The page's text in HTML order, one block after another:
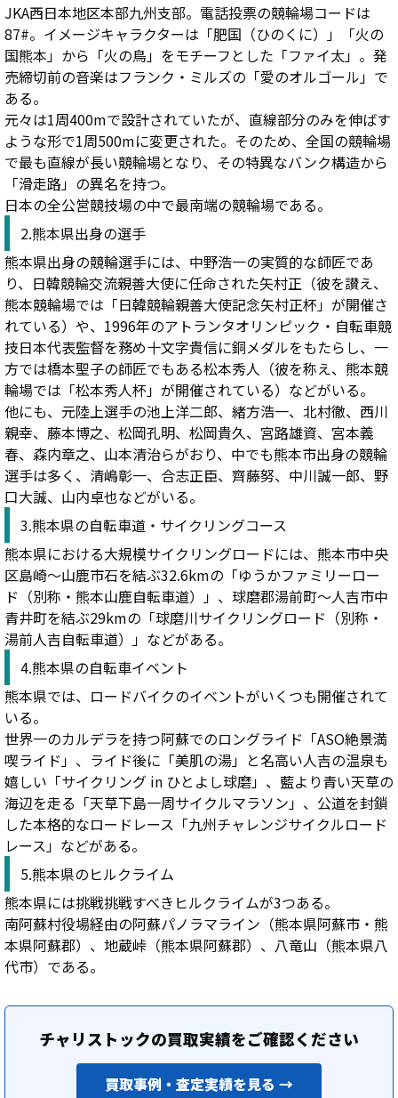
JKA西日本地区本部九州支部。電話投票の競輪場コードは
87#。イメージキャラクターは「肥国（ひのくに）」「火の
国熊本」から「火の鳥」をモチーフとした「ファイ太」。発
売締切前の音楽はフランク・ミルズの「愛のオルゴール」で
ある。
元々は1周400mで設計されていたが、直線部分のみを伸ばす
ような形で1周500mに変更された。そのため、全国の競輪場
で最も直線が長い競輪場となり、その特異なバンク構造から
「滑走路」の異名を持つ。
日本の全公営競技場の中で最南端の競輪場である。
2.熊本県出身の選手
熊本県出身の競輪選手には、中野浩一の実質的な師匠であ
り、日韓競輪交流親善大使に任命された矢村正（彼を讃え、
熊本競輪場では「日韓競輪親善大使記念矢村正杯」が開催さ
れている）や、1996年のアトランタオリンピック・自転車競
技日本代表監督を務め十文字貴信に銅メダルをもたらし、一
方では橋本聖子の師匠でもある松本秀人（彼を称え、熊本競
輪場では「松本秀人杯」が開催されている）などがいる。
他にも、元陸上選手の池上洋二郎、緒方浩一、北村徹、西川
親幸、藤本博之、松岡孔明、松岡貴久、宮路雄資、宮本義
春、森内章之、山本清治らがおり、中でも熊本市出身の競輪
選手は多く、清嶋彰一、合志正臣、齊藤努、中川誠一郎、野
口大誠、山内卓也などがいる。
3.熊本県の自転車道・サイクリングコース
熊本県における大規模サイクリングロードには、熊本市中央
区島崎～山鹿市石を結ぶ32.6kmの「ゆうかファミリーロー
ド（別称・熊本山鹿自転車道）」、球磨郡湯前町～人吉市中
青井町を結ぶ29kmの「球磨川サイクリングロード（別称・
湯前人吉自転車道）」などがある。
4.熊本県の自転車イベント
熊本県では、ロードバイクのイベントがいくつも開催されて
いる。
世界一のカルデラを持つ阿蘇でのロングライド「ASO絶景満
喫ライド」、ライド後に「美肌の湯」と名高い人吉の温泉も
嬉しい「サイクリング in ひとよし球磨」、藍より青い天草の
海辺を走る「天草下島一周サイクルマラソン」、公道を封鎖
した本格的なロードレース「九州チャレンジサイクルロード
レース」などがある。
5.熊本県のヒルクライム
熊本県には挑戦挑戦すべきヒルクライムが3つある。
南阿蘇村役場経由の阿蘇パノラマライン（熊本県阿蘇市・熊
本県阿蘇郡）、地蔵峠（熊本県阿蘇郡）、八竜山（熊本県八
代市）である。
チャリストックの買取実績をご確認ください
買取事例・査定実績を見る →